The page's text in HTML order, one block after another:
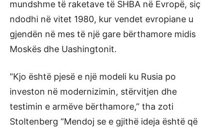
mundshme të raketave të SHBA në Evropë, siç
ndodhi në vitet 1980, kur vendet evropiane u
gjendën në mes të një gare bërthamore midis
Moskës dhe Uashingtonit.
“Kjo është pjesë e një modeli ku Rusia po
investon në modernizimin, stërvitjen dhe
testimin e armëve bërthamore,” tha zoti
Stoltenberg “Mendoj se e gjithë ideja është që